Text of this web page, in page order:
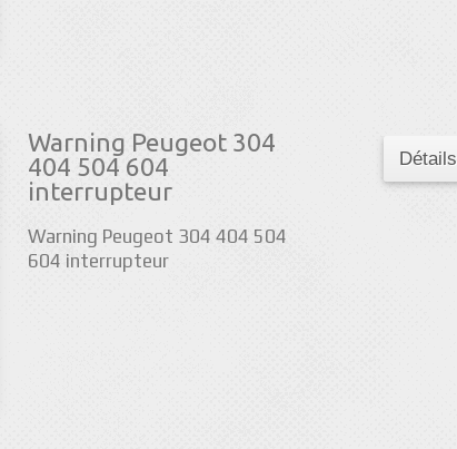
Warning Peugeot 304
404 504 604
interrupteur
Warning Peugeot 304 404 504
604 interrupteur
Détails